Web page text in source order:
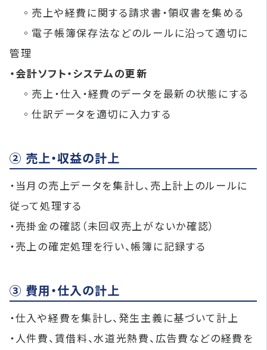
◦売上や経費に関する請求書・領収書を集める
◦電子帳簿保存法などのルールに沿って適切に
管理
・会計ソフト・システムの更新
◦売上・仕入・経費のデータを最新の状態にする
◦仕訳データを適切に入力する
② 売上・収益の計上
・当月の売上データを集計し、売上計上のルールに
従って処理する
・売掛金の確認（未回収売上がないか確認）
・売上の確定処理を行い、帳簿に記録する
③ 費用・仕入の計上
・仕入や経費を集計し、発生主義に基づいて計上
・人件費、賃借料、水道光熱費、広告費などの経費を